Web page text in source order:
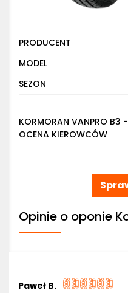
PRODUCENT
MODEL
SEZON
KORMORAN VANPRO B3 -
OCENA KIEROWCÓW
Opinie o oponie
Paweł B.